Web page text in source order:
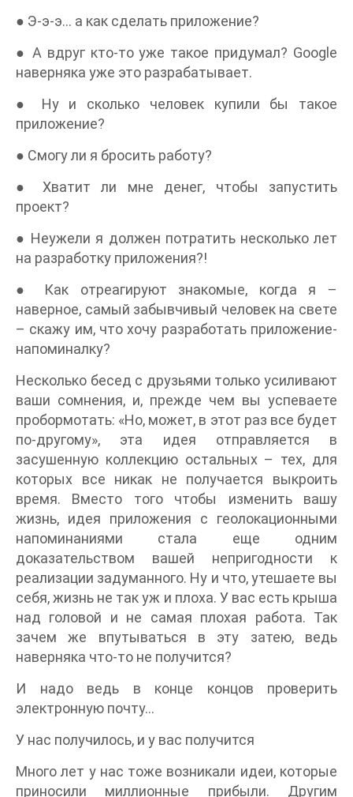
● Э-э-э… а как сделать приложение?
● А вдруг кто-то уже такое придумал? Google
наверняка уже это разрабатывает.
● Ну и сколько человек купили бы такое
приложение?
● Смогу ли я бросить работу?
● Хватит ли мне денег, чтобы запустить
проект?
● Неужели я должен потратить несколько лет
на разработку приложения?!
● Как отреагируют знакомые, когда я –
наверное, самый забывчивый человек на свете
– скажу им, что хочу разработать приложение-
напоминалку?
Несколько бесед с друзьями только усиливают
ваши сомнения, и, прежде чем вы успеваете
пробормотать: «Но, может, в этот раз все будет
по-другому», эта идея отправляется в
засушенную коллекцию остальных – тех, для
которых все никак не получается выкроить
время. Вместо того чтобы изменить вашу
жизнь, идея приложения с геолокационными
напоминаниями стала еще одним
доказательством вашей непригодности к
реализации задуманного. Ну и что, утешаете вы
себя, жизнь не так уж и плоха. У вас есть крыша
над головой и не самая плохая работа. Так
зачем же впутываться в эту затею, ведь
наверняка что-то не получится?
И надо ведь в конце концов проверить
электронную почту…
У нас получилось, и у вас получится
Много лет у нас тоже возникали идеи, которые
приносили миллионные прибыли. Другим